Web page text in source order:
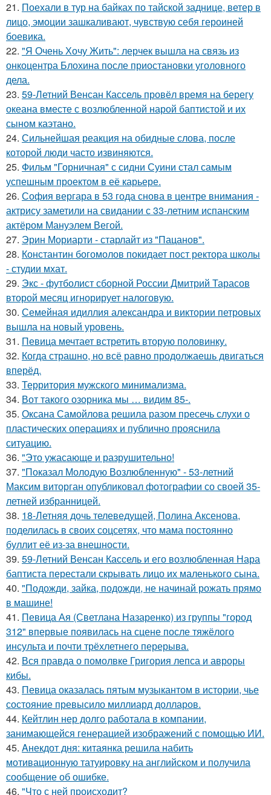
21. Поехали в тур на байках по тайской заднице, ветер в
лицо, эмоции зашкаливают, чувствую себя героиней
боевика.
22. "Я Очень Хочу Жить": лерчек вышла на связь из
онкоцентра Блохина после приостановки уголовного
дела.
23. 59-Летний Венсан Кассель провёл время на берегу
океана вместе с возлюбленной нарой баптистой и их
сыном каэтано.
24. Сильнейшая реакция на обидные слова, после
которой люди часто извиняются.
25. Фильм "Горничная" с сидни Суини стал самым
успешным проектом в её карьере.
26. София вергара в 53 года снова в центре внимания -
актрису заметили на свидании с 33-летним испанским
актёром Мануэлем Вегой.
27. Эрин Мориарти - старлайт из "Пацанов".
28. Константин богомолов покидает пост ректора школы
- студии мхат.
29. Экс - футболист сборной России Дмитрий Тарасов
второй месяц игнорирует налоговую.
30. Семейная идиллия александра и виктории петровых
вышла на новый уровень.
31. Певица мечтает встретить вторую половинку.
32. Когда страшно, но всё равно продолжаешь двигаться
вперёд.
33. Территория мужского минимализма.
34. Вот такого озорника мы … видим 85-.
35. Оксана Самойлова решила разом пресечь слухи о
пластических операциях и публично прояснила
ситуацию.
36. "Это ужасающе и разрушительно!
37. "Показал Молодую Возлюбленную" - 53-летний
Максим виторган опубликовал фотографии со своей 35-
летней избранницей.
38. 18-Летняя дочь телеведущей, Полина Аксенова,
поделилась в своих соцсетях, что мама постоянно
буллит её из-за внешности.
39. 59-Летний Венсан Кассель и его возлюбленная Нара
баптиста перестали скрывать лицо их маленького сына.
40. "Подожди, зайка, подожди, не начинай рожать прямо
в машине!
41. Певица Ая (Светлана Назаренко) из группы "город
312" впервые появилась на сцене после тяжёлого
инсульта и почти трёхлетнего перерыва.
42. Вся правда о помолвке Григория лепса и авроры
кибы.
43. Певица оказалась пятым музыкантом в истории, чье
состояние превысило миллиард долларов.
44. Кейтлин нер долго работала в компании,
занимающейся генерацией изображений с помощью ИИ.
45. Aнекдот дня: китаянка решила набить
мотивационную татуировку на английском и получила
сообщение об ошибке.
46. "Что с ней происходит?